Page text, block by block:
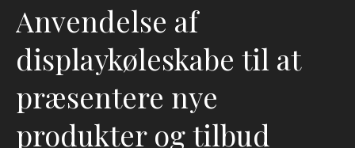
Anvendelse af
displaykøleskabe til at
præsentere nye
produkter og tilbud